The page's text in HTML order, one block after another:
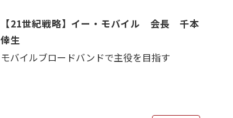
【21世紀戦略】イー・モバイル 会長 千本
倖生
モバイルブロードバンドで主役を目指す